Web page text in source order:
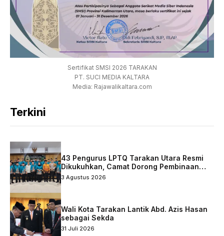
Sertifikat SMSI 2026 TARAKAN
PT. SUCI MEDIA KALTARA
Media: Rajawalikaltara.com
Terkini
43 Pengurus LPTQ Tarakan Utara Resmi
Dikukuhkan, Camat Dorong Pembinaan
Qurani Berkelanjutan
3 Agustus 2026
Wali Kota Tarakan Lantik Abd. Azis Hasan
sebagai Sekda
31 Juli 2026